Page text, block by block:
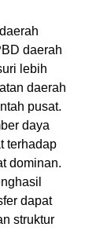
daerah
lebih
daerah
pusat.
daya
terhadap
dominan.
dapat
struktur